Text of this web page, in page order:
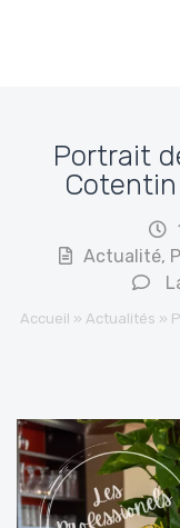
Portrait
Actualité,
Accueil » Actualités »